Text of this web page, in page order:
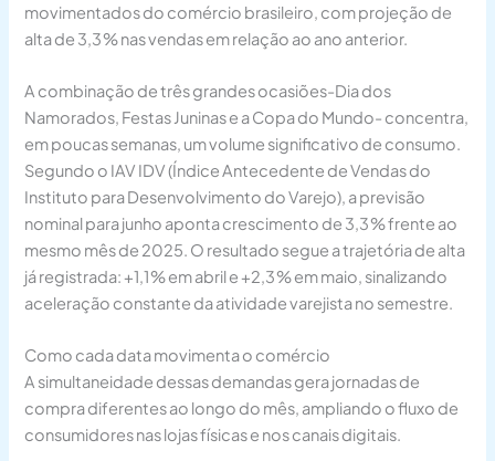
movimentados do comércio brasileiro, com projeção de
alta de 3,3 % nas vendas em relação ao ano anterior.
A combinação de três grandes ocasiões-Dia dos
Namorados, Festas Juninas e a Copa do Mundo- concentra,
em poucas semanas, um volume significativo de consumo.
Segundo o IAV IDV (Índice Antecedente de Vendas do
Instituto para Desenvolvimento do Varejo), a previsão
nominal para junho aponta crescimento de 3,3 % frente ao
mesmo mês de 2025. O resultado segue a trajetória de alta
já registrada: +1,1 % em abril e +2,3 % em maio, sinalizando
aceleração constante da atividade varejista no semestre.
Como cada data movimenta o comércio
A simultaneidade dessas demandas gera jornadas de
compra diferentes ao longo do mês, ampliando o fluxo de
consumidores nas lojas físicas e nos canais digitais.